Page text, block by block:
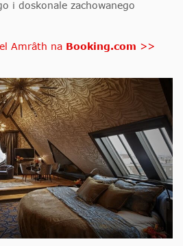
i doskonale zachowanego
Amrâth na Booking.com >>